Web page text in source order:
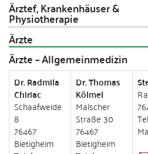
Ärztef, Krankenhäuser &
Physiotherapie
Ärzte
Ärzte – Allgemeinmedizin
Dr. Radmila
Chiriac
Schaafweide
8
76467
Bietigheim
Dr. Thomas
Kölmel
Malscher
Straße 30
76467
Bietigheim